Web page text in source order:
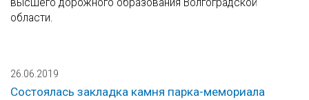
высшего дорожного образования Волгоградской
области.
26.06.2019
Состоялась закладка камня парка-мемориала